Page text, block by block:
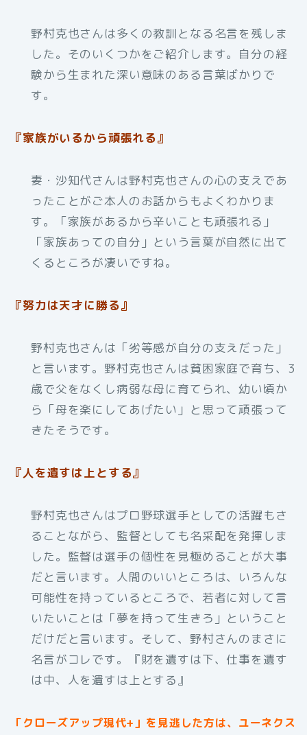
野村克也さんは多くの教訓となる名言を残しま
した。そのいくつかをご紹介します。自分の経
験から生まれた深い意味のある言葉ばかりで
す。
『家族がいるから頑張れる』
妻・沙知代さんは野村克也さんの心の支えであ
ったことがご本人のお話からもよくわかりま
す。「家族があるから辛いことも頑張れる」
「家族あっての自分」という言葉が自然に出て
くるところが凄いですね。
『努力は天才に勝る』
野村克也さんは「劣等感が自分の支えだった」
と言います。野村克也さんは貧困家庭で育ち、3
歳で父をなくし病弱な母に育てられ、幼い頃か
ら「母を楽にしてあげたい」と思って頑張って
きたそうです。
『人を遺すは上とする』
野村克也さんはプロ野球選手としての活躍もさ
ることながら、監督としても名采配を発揮しま
した。監督は選手の個性を見極めることが大事
だと言います。人間のいいところは、いろんな
可能性を持っているところで、若者に対して言
いたいことは「夢を持って生きろ」ということ
だけだと言います。そして、野村さんのまさに
名言がコレです。『財を遺すは下、仕事を遺す
は中、人を遺すは上とする』
「クローズアップ現代+」を見逃した方は、ユーネクス